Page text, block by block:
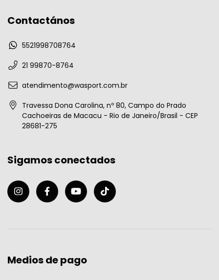
Contactános
5521998708764
21 99870-8764
atendimento@wasport.com.br
Travessa Dona Carolina, nº 80, Campo do Prado
Cachoeiras de Macacu - Rio de Janeiro/Brasil - CEP
28681-275
Sigamos conectados
Medios de pago